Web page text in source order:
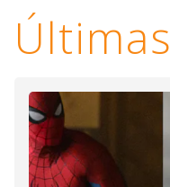
Últimas